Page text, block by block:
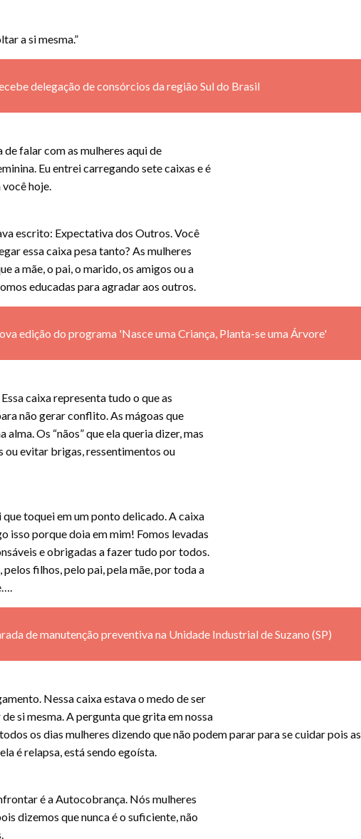
a si mesma.”
delegação de consórcios da região Sul do Brasil
falar com as mulheres aqui de
Eu entrei carregando sete caixas e é
hoje.
escrito: Expectativa dos Outros. Você
essa caixa pesa tanto? As mulheres
a mãe, o pai, o marido, os amigos ou a
educadas para agradar aos outros.
edição do programa 'Nasce uma Criança, Planta-se uma Árvore'
caixa representa tudo o que as
não gerar conflito. As mágoas que
alma. Os “nãos” que ela queria dizer, mas
ou evitar brigas, ressentimentos ou
toquei em um ponto delicado. A caixa
isso porque doia em mim! Fomos levadas
e obrigadas a fazer tudo por todos.
filhos, pelo pai, pela mãe, por toda a
de manutenção preventiva na Unidade Industrial de Suzano (SP)
Nessa caixa estava o medo de ser
si mesma. A pergunta que grita em nossa
os dias mulheres dizendo que não podem parar para se cuidar pois as
é relapsa, está sendo egoísta.
é a Autocobrança. Nós mulheres
dizemos que nunca é o suficiente, não